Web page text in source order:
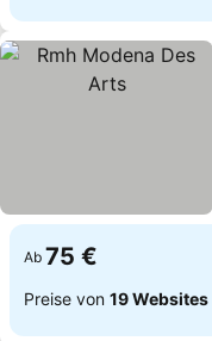
Ab 75 €
Preise von 19 Websites